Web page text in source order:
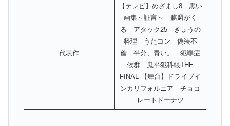
代表作
【テレビ】めざまし8 黒い
画集～証言～ 麒麟がく
る アタック25 きょうの
料理 うたコン 偽装不
倫 半分、青い。 犯罪症
候群 鬼平犯科帳THE
FINAL 【舞台】ドライブイ
ンカリフォルニア チョコ
レートドーナツ